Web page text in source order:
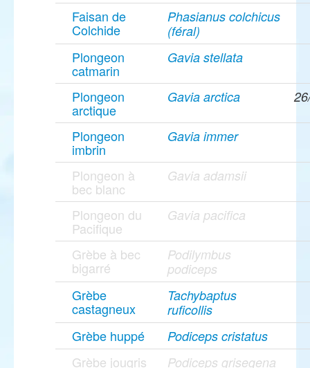
Faisan de
Colchide
Phasianus colchicus
(féral)
Plongeon
catmarin
Gavia stellata
Plongeon
arctique
Gavia arctica
Plongeon
imbrin
Gavia immer
Plongeon à
bec blanc
Gavia adamsii
Plongeon du
Pacifique
Gavia pacifica
Grèbe à bec
bigarré
Podilymbus
podiceps
Grèbe
castagneux
Tachybaptus
ruficollis
Grèbe huppé Podiceps cristatus
Grèbe jougris Podiceps grisegena